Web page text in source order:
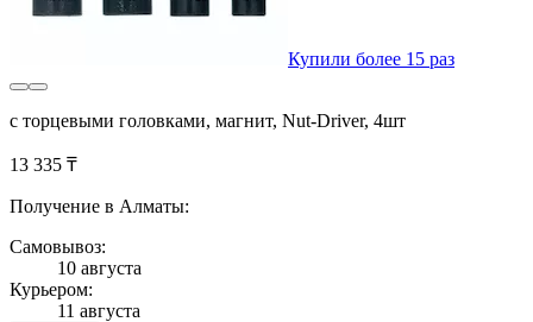
Купили более 15 раз
с торцевыми головками, магнит, Nut-Driver, 4шт
13 335 ₸
Получение в Алматы:
Самовывоз:
10 августа
Курьером:
11 августа